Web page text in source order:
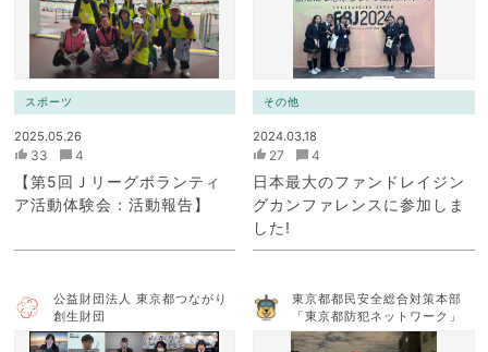
スポーツ
2025.05.26
33 4
【第5回Ｊリーグボランティ
ア活動体験会：活動報告】
その他
2024.03.18
27 4
日本最大のファンドレイジン
グカンファレンスに参加しま
した!
公益財団法人 東京都つながり
創生財団
東京都都民安全総合対策本部
「東京都防犯ネットワーク」